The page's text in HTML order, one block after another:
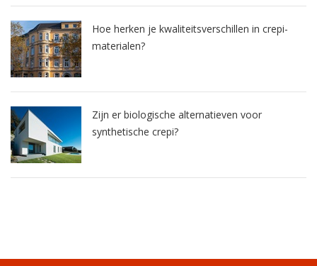
Hoe herken je kwaliteitsverschillen in crepi-
materialen?
Zijn er biologische alternatieven voor
synthetische crepi?